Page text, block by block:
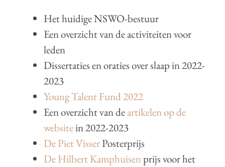
Het huidige NSWO-bestuur
Een overzicht van de activiteiten voor
leden
Dissertaties en oraties over slaap in 2022-
2023
Young Talent Fund 2022
Een overzicht van deartikelen op de
websitein 2022-2023
De Piet VisserPosterprijs
De Hilbert Kamphuisenprijs voor het